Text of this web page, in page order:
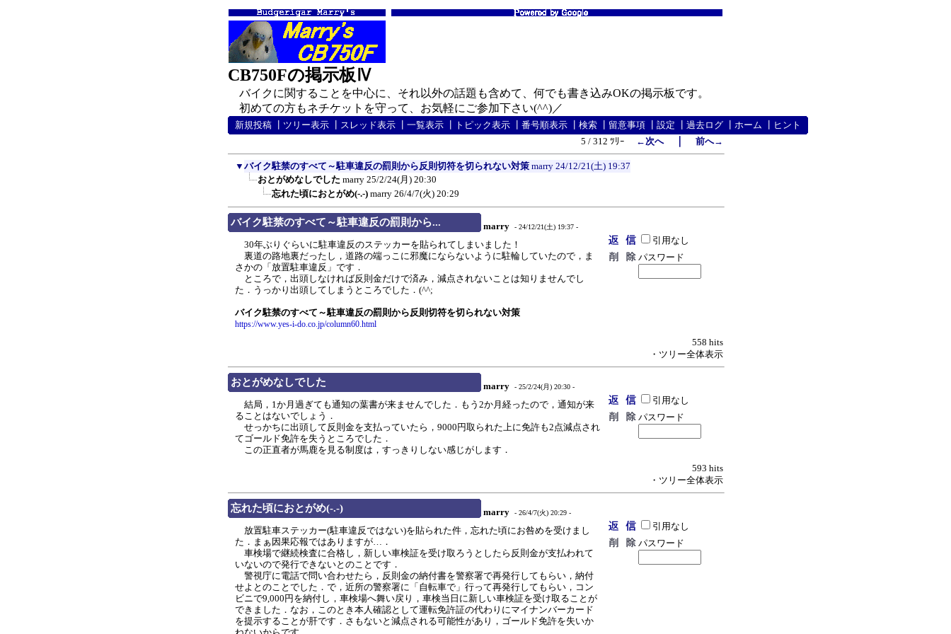
CB750Fの掲示板Ⅳ
バイクに関することを中心に、それ以外の話題も含めて、何でも書き込みOKの掲示板です。
初めての方もネチケットを守って、お気軽にご参加下さい(^^)／
新規投稿 ツリー表示 スレッド表示 一覧表示 トピック表示 番号順表示 検索 留意事項 設定 過去ログ ホーム
ヒント
5 / 312 ﾂﾘｰ
←次へ｜ 前へ→
▼ バイク駐禁のすべて～駐車違反の罰則から反則切符を切られない対策 marry 24/12/21(土) 19:37
おとがめなしでした marry 25/2/24(月) 20:30
忘れた頃におとがめ(-.-) marry 26/4/7(火) 20:29
バイク駐禁のすべて～駐車違反の罰則から... marry - 24/12/21(土) 19:37 -
30年ぶりぐらいに駐車違反のステッカーを貼られてしまいました！
裏道の路地裏だったし，道路の端っこに邪魔にならないように駐輪していたので，ま
さかの「放置駐車違反」です．
ところで，出頭しなければ反則金だけで済み，減点されないことは知りませんでし
た．うっかり出頭してしまうところでした．(^^;
バイク駐禁のすべて～駐車違反の罰則から反則切符を切られない対策
https://www.yes-i-do.co.jp/column60.html
引用なし
パスワード
558 hits
・ツリー全体表示
おとがめなしでした marry - 25/2/24(月) 20:30 -
結局，1か月過ぎても通知の葉書が来ませんでした．もう2か月経ったので，通知が来
ることはないでしょう．
せっかちに出頭して反則金を支払っていたら，9000円取られた上に免許も2点減点され
てゴールド免許を失うところでした．
この正直者が馬鹿を見る制度は，すっきりしない感じがします．
引用なし
パスワード
593 hits
・ツリー全体表示
忘れた頃におとがめ(-.-) marry - 26/4/7(火) 20:29 -
放置駐車ステッカー(駐車違反ではない)を貼られた件，忘れた頃にお咎めを受けまし
た．まぁ因果応報ではありますが…．
車検場で継続検査に合格し，新しい車検証を受け取ろうとしたら反則金が支払われて
いないので発行できないとのことです．
警視庁に電話で問い合わせたら，反則金の納付書を警察署で再発行してもらい，納付
せよとのことでした．で，近所の警察署に「自転車で」行って再発行してもらい，コン
ビニで9,000円を納付し，車検場へ舞い戻り，車検当日に新しい車検証を受け取ることが
できました．なお，このとき本人確認として運転免許証の代わりにマイナンバーカード
を提示することが肝です．さもないと減点される可能性があり，ゴールド免許を失いか
引用なし
パスワード